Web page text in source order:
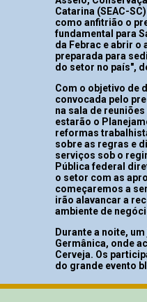
Catarina (SEAC-
como anfitrião o
fundamental para
da Febrac e abrir o
preparada para
do setor no país",
Com o objetivo de
convocada pelo
na sala de
estarão o
reformas
sobre as regras e
serviços sob o
Pública federal
o setor com as
começaremos a
irão alavancar a
ambiente de
Durante a noite,
Germânica, onde
Cerveja. Os
do grande evento